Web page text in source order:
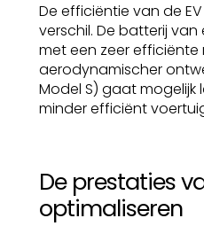
De efficiëntie van de
verschil. De batterij
met een zeer
aerodynamischer
Model S) gaat
minder efficiënt
De prestaties
optimaliseren